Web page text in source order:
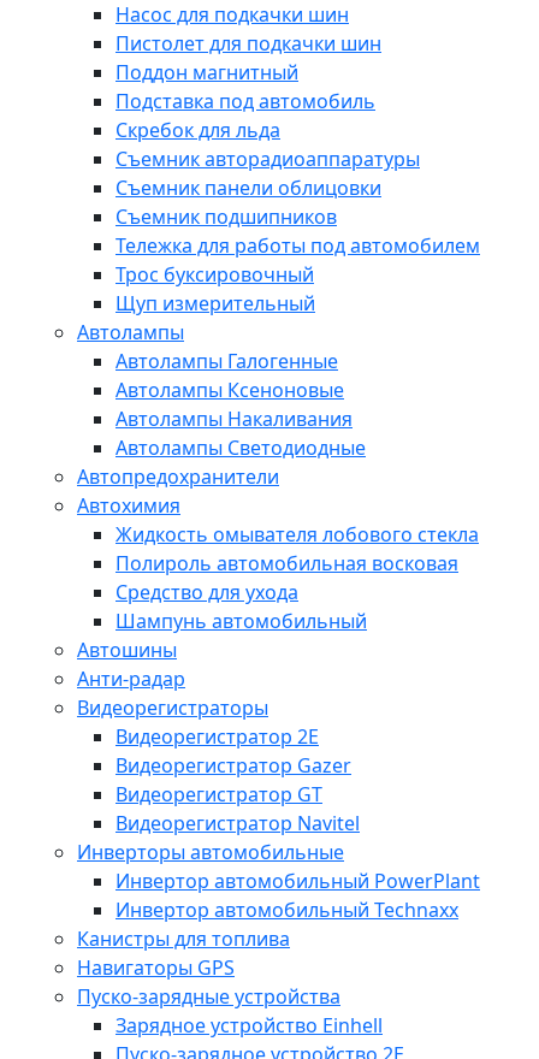
Насос для подкачки шин
Пистолет для подкачки шин
Поддон магнитный
Подставка под автомобиль
Скребок для льда
Съемник авторадиоаппаратуры
Съемник панели облицовки
Съемник подшипников
Тележка для работы под автомобилем
Трос буксировочный
Щуп измерительный
Автолампы
Автолампы Галогенные
Автолампы Ксеноновые
Автолампы Накаливания
Автолампы Светодиодные
Автопредохранители
Автохимия
Жидкость омывателя лобового стекла
Полироль автомобильная восковая
Средство для ухода
Шампунь автомобильный
Автошины
Анти-радар
Видеорегистраторы
Видеорегистратор 2E
Видеорегистратор Gazer
Видеорегистратор GT
Видеорегистратор Navitel
Инверторы автомобильные
Инвертор автомобильный PowerPlant
Инвертор автомобильный Technaxx
Канистры для топлива
Навигаторы GPS
Пуско-зарядные устройства
Зарядное устройство Einhell